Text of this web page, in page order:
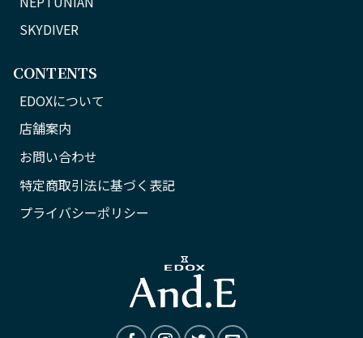
SKYDIVER
CONTENTS
EDOXについて
店舗案内
お問い合わせ
特定商取引法に基づく表記
プライバシーポリシー